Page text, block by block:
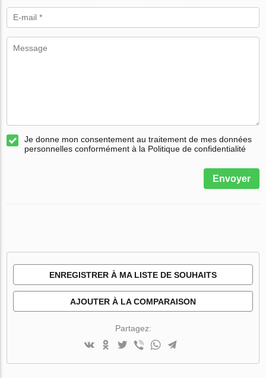
Je donne mon consentement au traitement de mes données
personnelles conformément à la Politique de confidentialité
Envoyer
ENREGISTRER À MA LISTE DE SOUHAITS
AJOUTER À LA COMPARAISON
Partagez: